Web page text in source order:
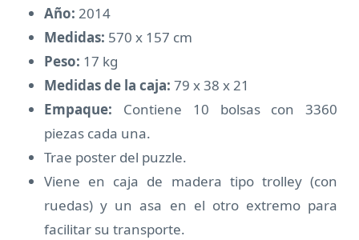
Año: 2014
Medidas: 570 x 157 cm
Peso: 17 kg
Medidas de la caja: 79 x 38 x 21
Empaque: Contiene 10 bolsas con 3360
piezas cada una.
Trae poster del puzzle.
Viene en caja de madera tipo trolley (con
ruedas) y un asa en el otro extremo para
facilitar su transporte.